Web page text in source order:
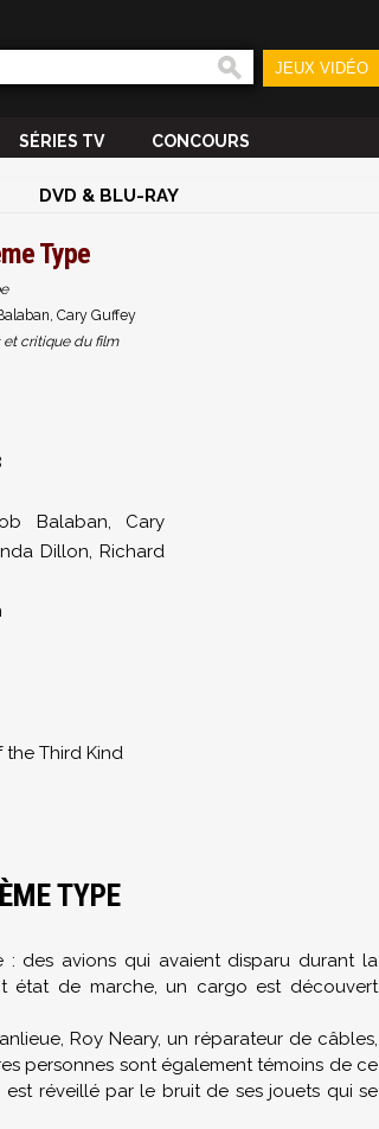
JEUX VIDÉO
SÉRIES TV CONCOURS
DVD & BLU-RAY
Type
Cary Guffey
et critique du film
Balaban, Cary
Dillon,Richard
the Third Kind
TYPE
des avions qui avaient disparu durant la
état de marche, un cargo est découvert
Roy Neary, un réparateur de câbles,
personnes sont également témoins de ce
réveillé par le bruit de ses jouets qui se